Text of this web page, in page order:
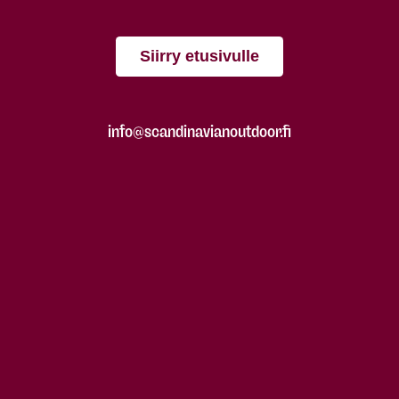
Siirry etusivulle
info@scandinavianoutdoor.fi